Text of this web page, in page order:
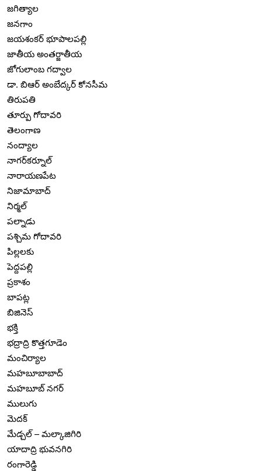
జగిత్యాల
జనగాం
జయశంకర్ భూపాలపల్లి
జాతీయ అంతర్జాతీయ
జోగులాంబ గద్వాల
డా. బిఆర్ అంబేద్కర్ కోనసీమ
తిరుపతి
తూర్పు గోదావరి
తెలంగాణ
నంద్యాల
నాగర్‌కర్నూల్
నారాయణపేట
నిజామాబాద్
నిర్మల్
పల్నాడు
పశ్చిమ గోదావరి
పిల్లలకు
పెద్దపల్లి
ప్రకాశం
బాపట్ల
బిజినెస్
భక్తి
భద్రాద్రి కొత్తగూడెం
మంచిర్యాల
మహబూబాబాద్
మహబూబ్ నగర్
ములుగు
మెదక్
మేడ్చల్ – మల్కాజిగిరి
యాదాద్రి భువనగిరి
రంగారెడ్డి